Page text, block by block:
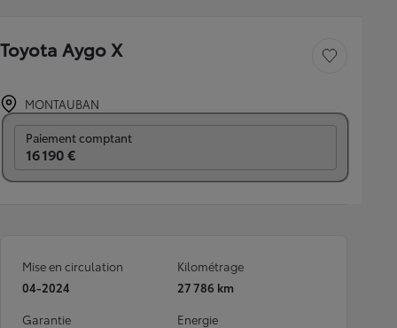
Toyota Aygo X Sauvegarder le
MONTAUBAN
Paiement comptant
16 190 €
Mise en circulation
04-2024
Kilométrage
27 786 km
Garantie
Energie